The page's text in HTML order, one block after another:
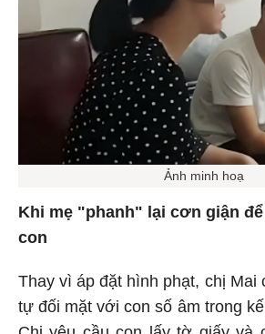
Ảnh minh hoạ
Khi mẹ "phanh" lại cơn giận
con
Thay vì áp đặt hình phạt, chị Mai
tự đối mặt với con số âm trong
Chị yêu cầu con lấy tờ giấy và